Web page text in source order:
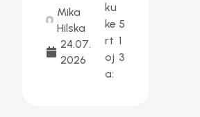
Mika
Hilska
24.07.
2026
ku
ke
rt
oj
a:
5
1
3